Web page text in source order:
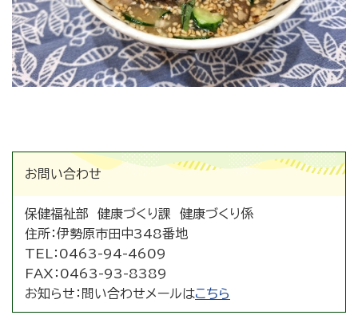
お問い合わせ
保健福祉部 健康づくり課 健康づくり係
住所：伊勢原市田中348番地
TEL： 0463-94-4609
FAX： 0463-93-8389
お知らせ： 問い合わせメールはこちら